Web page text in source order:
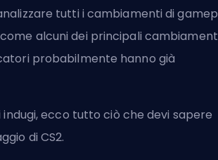
tutti i cambiamenti di
alcuni dei principali
probabilmente hanno già
indugi, ecco tutto ciò che devi sapere
di CS2.